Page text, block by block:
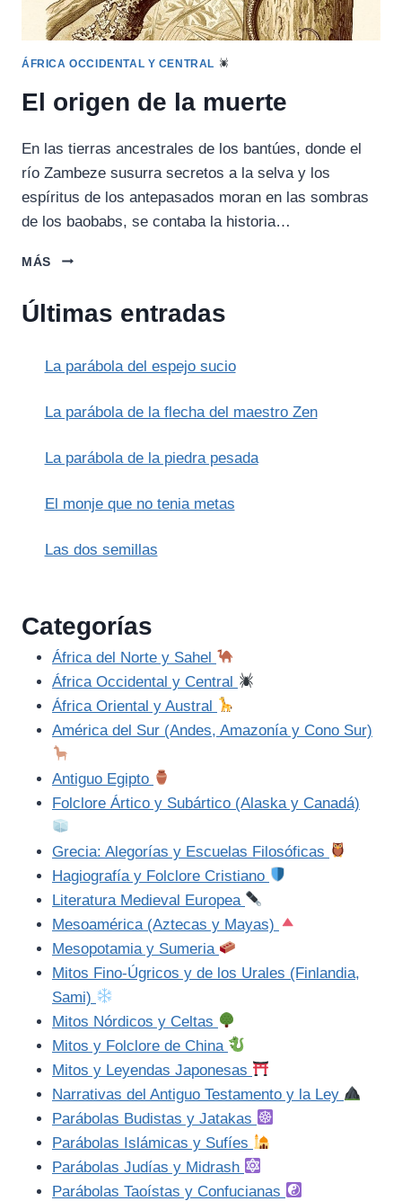
ÁFRICA OCCIDENTAL Y CENTRAL
El origen de la muerte
En las tierras ancestrales de los bantúes, donde el
río Zambeze susurra secretos a la selva y los
espíritus de los antepasados moran en las sombras
de los baobabs, se contaba la historia…
MÁS
EL
LA
Últimas entradas
La parábola del espejo sucio
La parábola de la flecha del maestro Zen
La parábola de la piedra pesada
El monje que no tenia metas
Las dos semillas
Categorías
África del Norte y Sahel
África Occidental y Central
África Oriental y Austral
América del Sur (Andes, Amazonía y Cono Sur)
Antiguo Egipto
Folclore Ártico y Subártico (Alaska y Canadá)
Grecia: Alegorías y Escuelas Filosóficas
Hagiografía y Folclore Cristiano
Literatura Medieval Europea
Mesoamérica (Aztecas y Mayas)
Mesopotamia y Sumeria
Mitos Fino-Úgricos y de los Urales (Finlandia,
Sami)
Mitos Nórdicos y Celtas
Mitos y Folclore de China
Mitos y Leyendas Japonesas
Narrativas del Antiguo Testamento y la Ley
Parábolas Budistas y Jatakas
Parábolas Islámicas y Sufíes
Parábolas Judías y Midrash
Parábolas Taoístas y Confucianas